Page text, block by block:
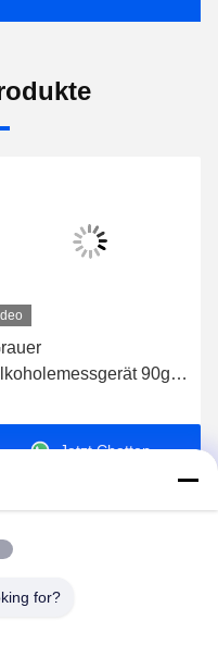
90g
Jetzt Chatten
Co.,Ltd
for?